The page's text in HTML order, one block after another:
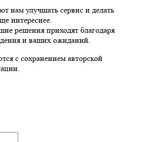
нам улучшать сервис и делать
интереснее.
решения приходят благодаря
и ваших ожиданий.
с сохранением авторской